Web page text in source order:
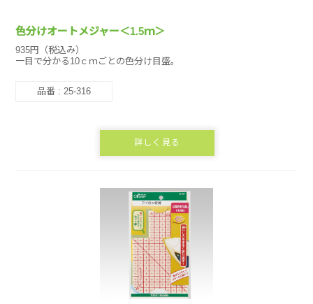
色分けオートメジャー＜1.5ｍ＞
935円（税込み）
一目で分かる10ｃｍごとの色分け目盛。
品番 : 25-316
詳しく見る